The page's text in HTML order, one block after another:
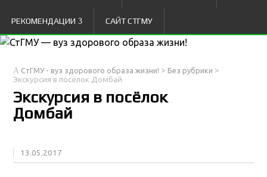
РЕКОМЕНДАЦИИ САЙТ СТГМУ
СтГМУ - вуз здорового образа жизни! > Без рубрики >
Экскурсия в посёлок Домбай
Экскурсия в посёлок
Домбай
13.05.2017